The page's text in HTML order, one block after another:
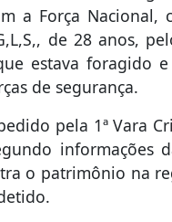
a Força
de 28 anos,
estava foragido
de segurança.
pela 1ª Vara
informações
o patrimônio na